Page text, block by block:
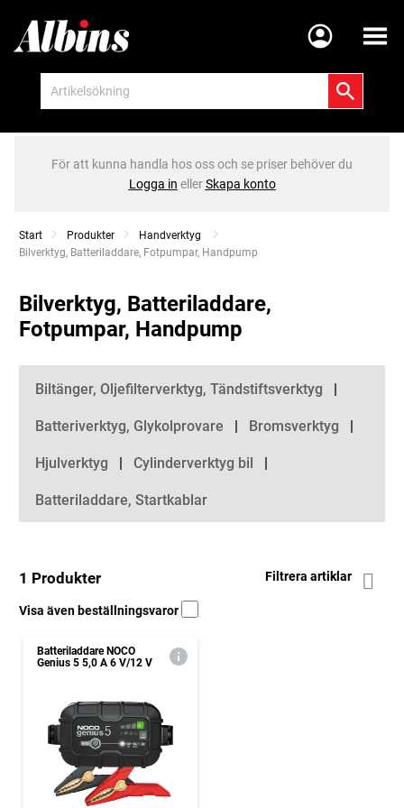
Meny
För att kunna handla hos oss och se priser behöver du
Logga in ellerSkapa konto
Start Produkter
Handverktyg
Current:
Bilverktyg, Batteriladdare, Fotpumpar, Handpump
Bilverktyg, Batteriladdare,
Fotpumpar, Handpump
Kategorier
Biltänger, Oljefilterverktyg, Tändstiftsverktyg
Batteriverktyg, Glykolprovare Bromsverktyg
Hjulverktyg Cylinderverktyg bil
Batteriladdare, Startkablar
1 Produkter Filtrera artiklar
Visa även beställningsvaror
Batteriladdare NOCO
Genius 5 5,0 A 6 V/12 V